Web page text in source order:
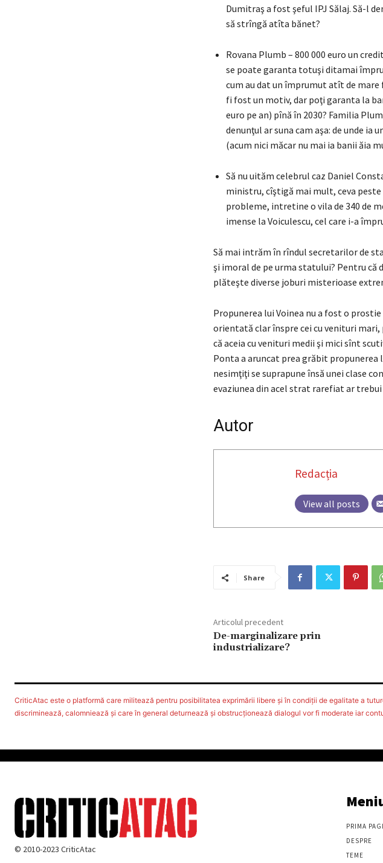
Dumitraş a fost şeful IPJ Sălaj. Să-l
să strîngă atîta bănet?
Rovana Plumb – 800 000 euro un
se poate garanta totuşi ditamai
cum au dat un împrumut atît de
fi fost un motiv, dar poţi garanta la
euro pe an) pînă în 2030? Familia
denunţul ar suna cam aşa: de unde
(acum nici măcar nu mai ia banii ăia
Să nu uităm celebrul caz Daniel
ministru, cîştigă mai mult, ceva
probleme, intretine o vila de 340 de
imense la Voiculescu, cel care i-a
Să mai intrăm în rîndul secretarilor de
şi imoral de pe urma statului? Pentru că
plăteşte diverse joburi misterioase
Propunerea lui Voinea nu a fost o
orientată clar înspre cei cu venituri mari,
că aceia cu venituri medii şi mici sînt
Ponta a aruncat prea grăbit
nesimţiţi se suprapune însă unei clase
evaziunea din acel strat rarefiat ar
Autor
Redacția
View all posts
Share
Articolul precedent
De-marginalizare prin
industrializare?
CriticAtac este o platformă care militează pentru posibilitatea exprimării libere şi în condiţii de egalitate a
discriminează, calomniează şi care în general deturnează şi obstrucţionează dialogul vor fi moderate iar
© 2010-2023 CriticAtac
PRIMA
DESPRE
TEME